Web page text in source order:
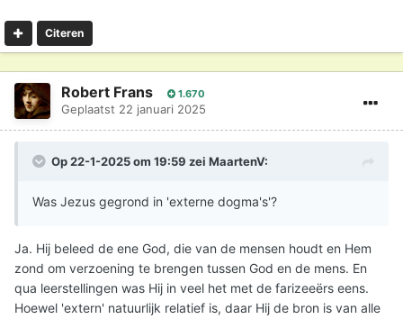
Citeren
Robert Frans 1.670
Geplaatst 22 januari 2025
Op 22-1-2025 om 19:59 zei MaartenV:
Was Jezus gegrond in 'externe dogma's'?
Ja. Hij beleed de ene God, die van de mensen houdt en Hem
zond om verzoening te brengen tussen God en de mens. En
qua leerstellingen was Hij in veel het met de farizeeërs eens.
Hoewel 'extern' natuurlijk relatief is, daar Hij de bron is van alle